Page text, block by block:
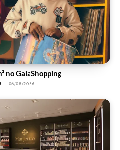
no GaiaShopping
- 06/08/2026